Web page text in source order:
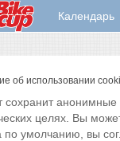
Календарь
об использовании
сохранит анонимные
целях. Вы
по умолчанию, вы